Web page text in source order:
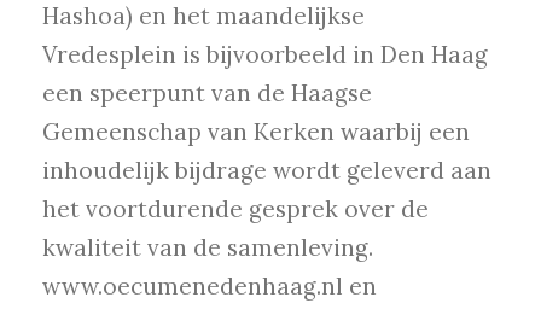
Hashoa) en het maandelijkse
Vredesplein is bijvoorbeeld in Den Haag
een speerpunt van de Haagse
Gemeenschap van Kerken waarbij een
inhoudelijk bijdrage wordt geleverd aan
het voortdurende gesprek over de
kwaliteit van de samenleving.
www.oecumenedenhaag.nl en